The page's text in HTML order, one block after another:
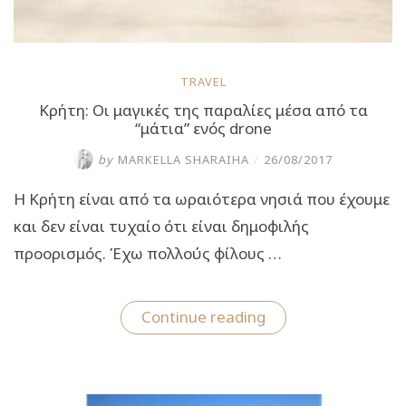
TRAVEL
Κρήτη: Οι μαγικές της παραλίες μέσα από τα
“μάτια” ενός drone
by MARKELLA SHARAIHA / 26/08/2017
Η Κρήτη είναι από τα ωραιότερα νησιά που έχουμε
και δεν είναι τυχαίο ότι είναι δημοφιλής
προορισμός. Έχω πολλούς φίλους …
Continue reading“Κρήτη:
Οι
μέσα